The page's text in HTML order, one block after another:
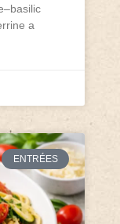
a
ENTRÉES